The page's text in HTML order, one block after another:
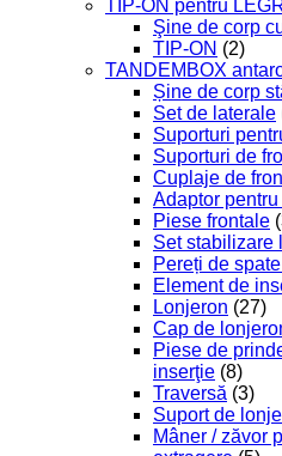
TIP-ON pentru
Şine de corp
TIP-ON (2)
TANDEMBOX
Șine de corp
Set de laterale
Suporturi
Suporturi de
Cuplaje de
Adaptor
Piese frontale
Set stabilizare
Pereți de
Element de
Lonjeron (27)
Cap de
Piese de
inserţie (8)
Traversă (3)
Suport de
Mâner / zăvor